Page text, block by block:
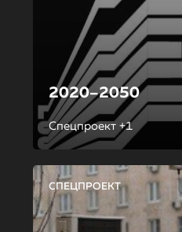
2020–2050
Спецпроект +1
СПЕЦПРОЕКТ